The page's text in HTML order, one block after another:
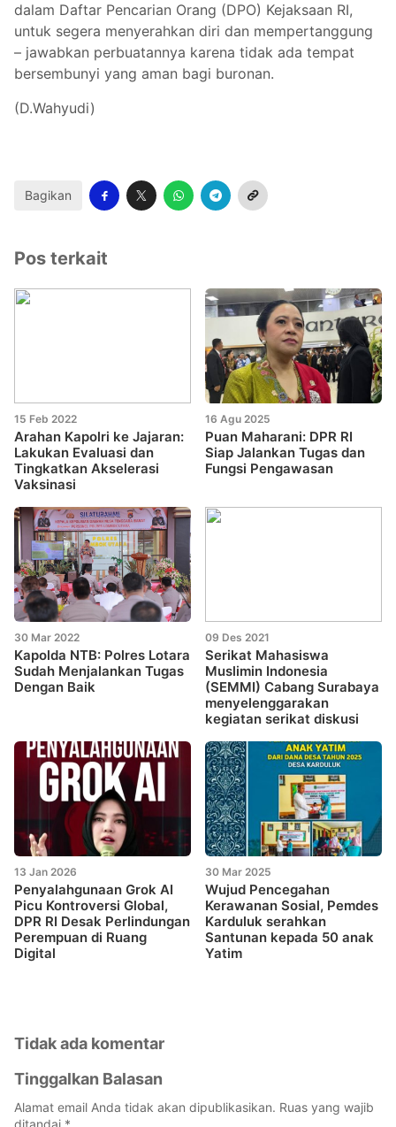
dalam Daftar Pencarian Orang (DPO) Kejaksaan RI,
untuk segera menyerahkan diri dan mempertanggung
– jawabkan perbuatannya karena tidak ada tempat
bersembunyi yang aman bagi buronan.
(D.Wahyudi)
Bagikan
Pos terkait
15 Feb 2022
Arahan Kapolri ke Jajaran:
Lakukan Evaluasi dan
Tingkatkan Akselerasi
Vaksinasi
16 Agu 2025
Puan Maharani: DPR RI
Siap Jalankan Tugas dan
Fungsi Pengawasan
30 Mar 2022
Kapolda NTB: Polres Lotara
Sudah Menjalankan Tugas
Dengan Baik
09 Des 2021
Serikat Mahasiswa
Muslimin Indonesia
(SEMMI) Cabang Surabaya
menyelenggarakan
kegiatan serikat diskusi
13 Jan 2026
Penyalahgunaan Grok AI
Picu Kontroversi Global,
DPR RI Desak Perlindungan
Perempuan di Ruang
Digital
30 Mar 2025
Wujud Pencegahan
Kerawanan Sosial, Pemdes
Karduluk serahkan
Santunan kepada 50 anak
Yatim
Tidak ada komentar
Tinggalkan Balasan
Alamat email Anda tidak akan dipublikasikan. Ruas yang wajib